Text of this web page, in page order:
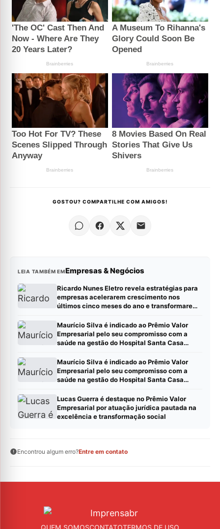
GOSTOU? COMPARTILHE COM AMIGOS!
LEIA TAMBÉM EMEmpresas & Negócios
Ricardo Nunes Eletro revela estratégias para
empresas acelerarem crescimento nos
últimos cinco meses do ano e transformarem
Maurício Silva é indicado ao Prêmio Valor
Empresarial pelo seu compromisso com a
saúde na gestão do Hospital Santa Casa
Maurício Silva é indicado ao Prêmio Valor
Empresarial pelo seu compromisso com a
saúde na gestão do Hospital Santa Casa
Lucas Guerra é destaque no Prêmio Valor
Empresarial por atuação jurídica pautada na
excelência e transformação social
Encontrou algum erro?Entre em contato
QUEM SOMOSCONTATOTERMOS DE USO